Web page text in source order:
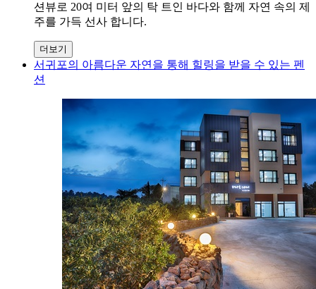
션뷰로 20여 미터 앞의 탁 트인 바다와 함께 자연 속의 제
주를 가득 선사 합니다.
더보기
서귀포의 아름다운 자연을 통해 힐링을 받을 수 있는 펜
션